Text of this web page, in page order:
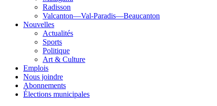
Radisson
Valcanton—Val-Paradis—Beaucanton
Nouvelles
Actualités
Sports
Politique
Art & Culture
Emplois
Nous joindre
Abonnements
Élections municipales